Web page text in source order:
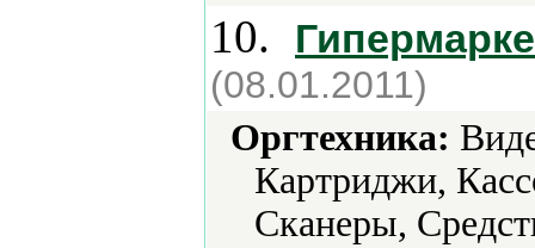
10.
(08.01.2011)
Оргтехника:
Картриджи,
Сканеры,